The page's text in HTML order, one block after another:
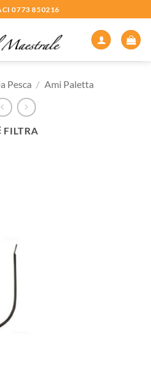
0773 850216
Pesca / Ami Paletta
FILTRA